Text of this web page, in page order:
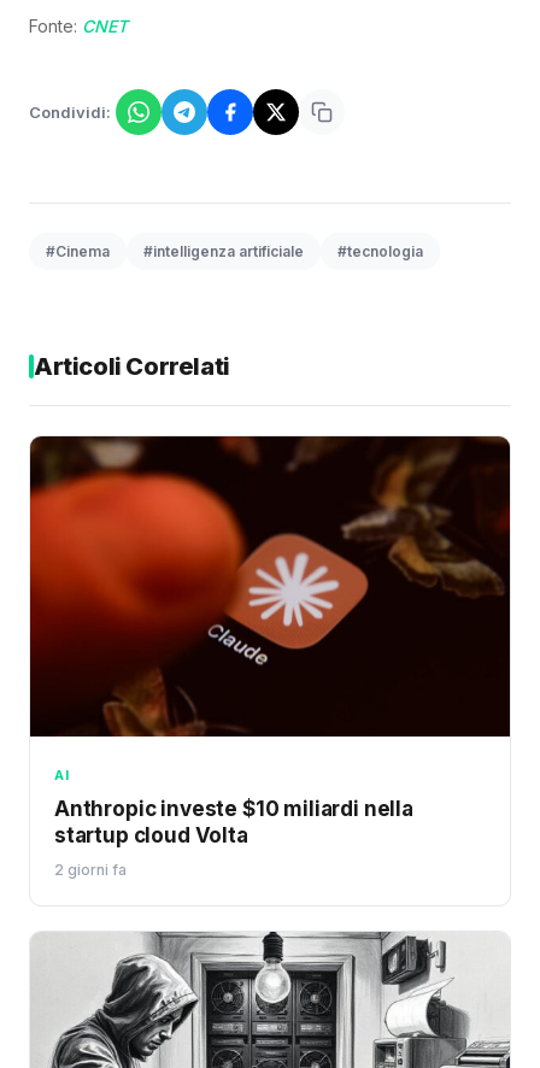
Fonte: CNET
Condividi:
#Cinema #intelligenza artificiale #tecnologia
Articoli Correlati
AI
Anthropic investe $10 miliardi nella
startup cloud Volta
2 giorni fa